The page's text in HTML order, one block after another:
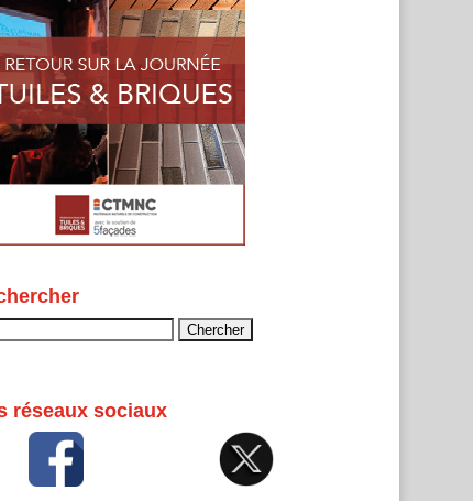
réseaux sociaux